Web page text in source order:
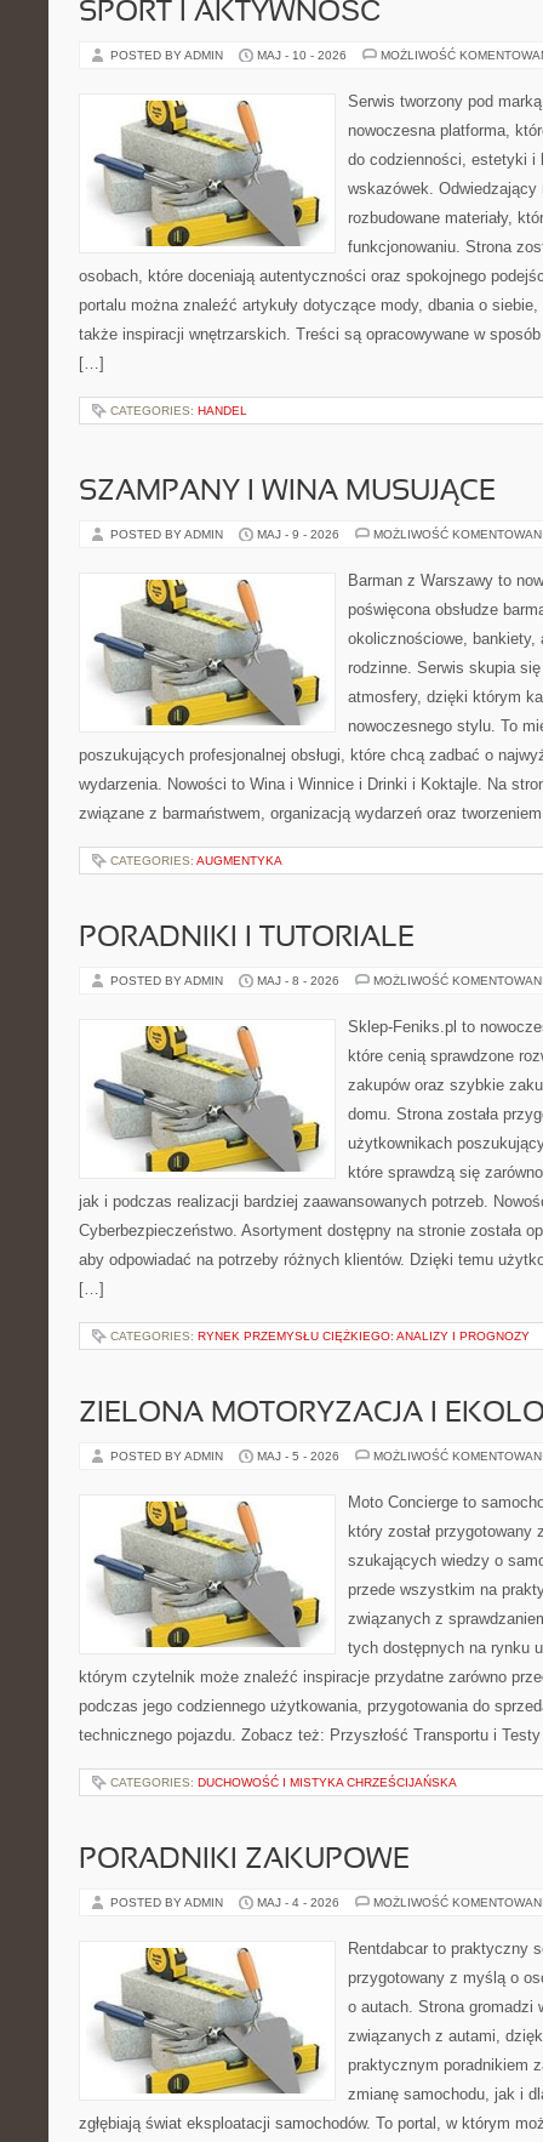
SPORT I AKTYWNOŚĆ
POSTED BY ADMIN MAJ - 10 - 2026 MOŻLIWOŚĆ
Serwis tworzony pod
nowoczesna platforma,
do codzienności, estetyki i
wskazówek.
rozbudowane materiały,
funkcjonowaniu. Strona
osobach, które doceniają autentyczności oraz spokojnego
portalu można znaleźć artykuły dotyczące mody, dbania o
także inspiracji wnętrzarskich. Treści są opracowywane w
[…]
CATEGORIES: HANDEL
SZAMPANY I WINA MUSUJĄCE
POSTED BY ADMIN MAJ - 9 - 2026 MOŻLIWOŚĆ
Barman z Warszawy to
poświęcona obsłudze
okolicznościowe,
rodzinne. Serwis skupia
atmosfery, dzięki którym
nowoczesnego stylu. To
poszukujących profesjonalnej obsługi, które chcą zadbać o
wydarzenia. Nowości to Wina i Winnice i Drinki i Koktajle. Na
związane z barmaństwem, organizacją wydarzeń oraz
CATEGORIES: AUGMENTYKA
PORADNIKI I TUTORIALE
POSTED BY ADMIN MAJ - 8 - 2026 MOŻLIWOŚĆ
Sklep-Feniks.pl to
które cenią sprawdzone
zakupów oraz szybkie
domu. Strona została
użytkownikach
które sprawdzą się
jak i podczas realizacji bardziej zaawansowanych potrzeb.
Cyberbezpieczeństwo. Asortyment dostępny na stronie została
aby odpowiadać na potrzeby różnych klientów. Dzięki temu
[…]
CATEGORIES: RYNEK PRZEMYSŁU CIĘŻKIEGO: ANALIZY I PROGNOZY
ZIELONA MOTORYZACJA I
POSTED BY ADMIN MAJ - 5 - 2026 MOŻLIWOŚĆ
Moto Concierge to
który został przygotowany
szukających wiedzy o
przede wszystkim na
związanych z
tych dostępnych na rynku
którym czytelnik może znaleźć inspiracje przydatne zarówno
podczas jego codziennego użytkowania, przygotowania do
technicznego pojazdu. Zobacz też: Przyszłość Transportu i
CATEGORIES: DUCHOWOŚĆ I MISTYKA CHRZEŚCIJAŃSKA
PORADNIKI ZAKUPOWE
POSTED BY ADMIN MAJ - 4 - 2026 MOŻLIWOŚĆ
Rentdabcar to praktyczny
przygotowany z myślą o
o autach. Strona gromadzi
związanych z autami,
praktycznym poradnikiem
zmianę samochodu, jak i
zgłębiają świat eksploatacji samochodów. To portal, w którym